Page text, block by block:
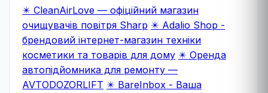
✴️ CleanAirLove — офіційний магазин
очищувачів повітря Sharp ✴️ Adalio Shop -
брендовий інтернет-магазин техніки
косметики та товарів для дому ✴️ Оренда
автопідйомника для ремонту —
AVTODOZORLIFT ✴️ BareInbox - Ваша